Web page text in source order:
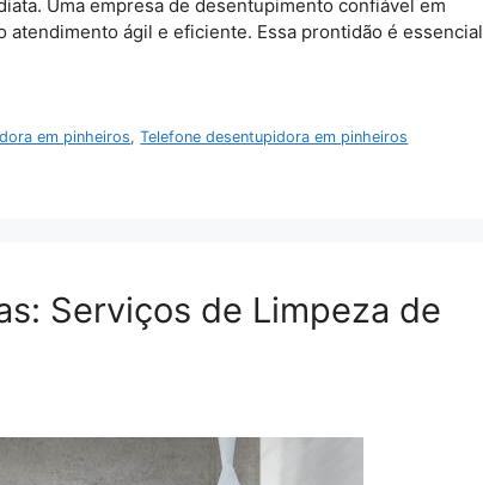
Uma empresa de desentupimento confiável em
ágil e eficiente. Essa prontidão é essencial
em pinheiros,Telefone desentupidora em pinheiros
Serviços de Limpeza de